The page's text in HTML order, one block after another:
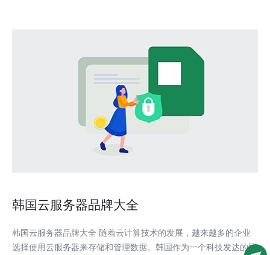
韩国云服务器品牌大全
韩国云服务器品牌大全 随着云计算技术的发展，越来越多的企业
选择使用云服务器来存储和管理数据。韩国作为一个科技发达的国